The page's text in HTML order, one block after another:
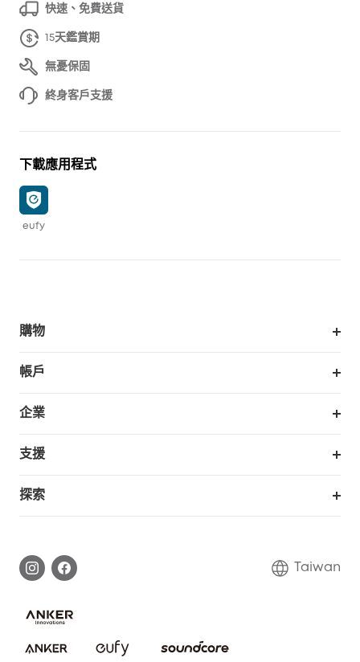
快速、免費送貨
15天鑑賞期
無憂保固
終身客戶支援
下載應用程式
eufy
購物
帳戶
企業
支援
下載電子手冊
探索
部落格
Taiwan